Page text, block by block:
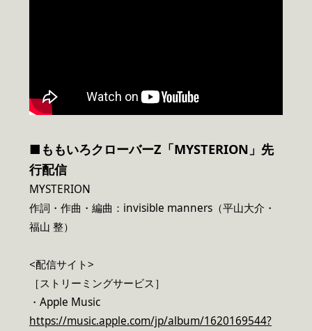
■ももいろクローバーZ「MYSTERION」先
行配信
MYSTERION
作詞・作曲・編曲：invisible manners（平山大介・
福山 整）
<配信サイト>
［ストリーミングサービス］
・Apple Music
https://music.apple.com/jp/album/1620169544?